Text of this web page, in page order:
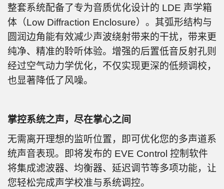
整套系统配备了专为音质优化设计的 LDE 声学箱
体（Low Diffraction Enclosure）。其弧形结构与
圆润边角能有效减少声波绕射带来的干扰，带来更
纯净、精准的聆听体验。增强的后置低音反射孔则
经过空气动力学优化，不仅实现更深的低频调校，
也显著降低了风噪。
掌控系统之声，尽在掌心之间
无需离开理想的监听位置，即可优化您的多声道系
统声音表现。即将发布的 EVE Control 控制软件
将集成滤波器、均衡器、延迟调节等多项功能，让
您轻松完成声学校准与系统调控。